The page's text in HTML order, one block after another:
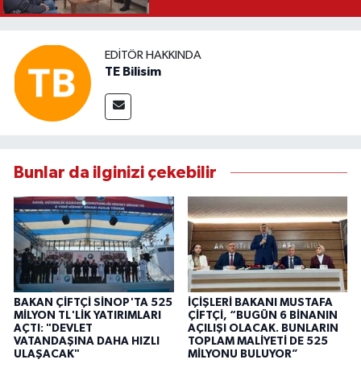
EDITÖR HAKKINDA
TE Bilisim
Bunlar da ilginizi çekebilir
BAKAN ÇİFTÇİ SİNOP'TA 525
MİLYON TL'LİK YATIRIMLARI
AÇTI: "DEVLET
VATANDAŞINA DAHA HIZLI
ULAŞACAK"
İÇİŞLERİ BAKANI MUSTAFA
ÇİFTÇİ, “BUGÜN 6 BİNANIN
AÇILIŞI OLACAK. BUNLARIN
TOPLAM MALİYETİ DE 525
MİLYONU BULUYOR”